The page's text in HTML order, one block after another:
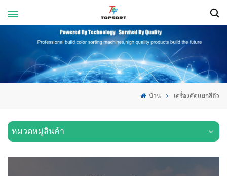
บ้าน เครื่องคัดเเยกสีถั่ว
หมวดหมู่สินค้า